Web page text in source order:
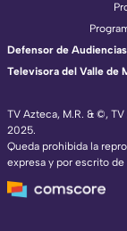
TV Azteca, M.R. & ©,
2025.
Queda prohibida la
expresa y por escrito de
Defensor de
Televisora del Valle de